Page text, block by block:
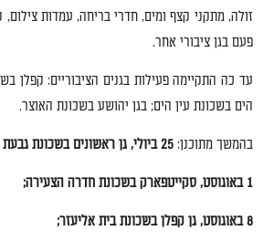
זולה,מתקני קצף ומים, חדרי בריחה, עמדות צילום,
פעם בגן ציבורי אחר.
עד כה התקיימה פעילות בגנים הציבוריים: קפלן
הים בשכונת עין הים;בגן יהושע בשכונת האוצר.
בהמשך מתוכנן:
25 ביולי,גן ראשונים בשכונת
1 באוגוסט,סקייטפארק בשכונת חדרה הצעירה;
8 באוגוסט,גן קפלן בשכונת בית אליעזר;